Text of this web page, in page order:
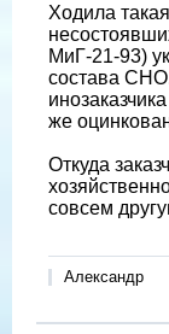
Ходила
МиГ-21-93)
состава
же
Откуда
совсем
Александр